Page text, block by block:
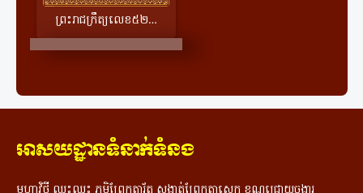
ព្រះរាជក្រឹត្យលេខ​៥២០ ស្តីពីការរៀបចំនិងការប្រព្រឹត្តទៅនៃបណ្ឌិត្យសភាភូមិន្ទយុត្តិធម៌កម្ពុជា
អាសយដ្ឋានទំនាក់ទំនង
មហាវិថី ឈ្នះឈ្នះ ភូមិព្រែកតារ័ត្ន សង្កាត់ព្រែកតាសេក ខណ្ឌជ្រោយចង្វារ